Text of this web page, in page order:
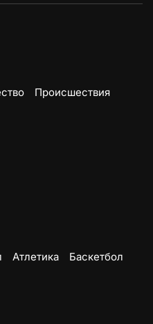
Происшествия
Атлетика
Баскетбол